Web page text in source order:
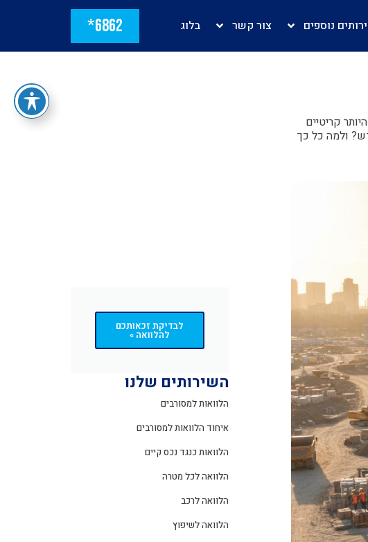
נוספים צור קשר בלוג 6862*
קריטיים
ולמה כל כך
לבדיקת זכאותכם
להלוואה »
השירותים שלנו
הלוואות למסורבים
איחוד הלוואות למסורבים
הלוואות כנגד נכס קיים
הלוואה לכל מטרה
הלוואה לרכב
הלוואה לשיפוץ